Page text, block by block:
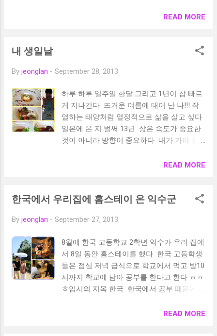
READ MORE
내 생일날
By jeonglan - September 28, 2013
하루 하루 일주일 한달 그리고 1년이 참 빠르
게 지나간다 뜨거운 여름에 태어 난 나!!! 작
열하는 태양처럼 열정적으로 삶을 살고 싶다
일본에 온 지 벌써 13년 삶은 속도가 중요한
것이 아니라 방향이 중요하다 내가 가야 할
이다 내 생일을 축하 해 준 우리 가족 그리고
READ MORE
한국에서 우리집에 홈스테이 온 익수군
By jeonglan - September 27, 2013
8월에 한국 고등학교 2학년 익수가 우리 집에
서 8일 동안 홈스테이를 했다 한국 고등학생
들은 점심 저녁 급식으로 학교에서 먹고 밤10
시까지 학교에 남아 공부를 한다고 한다 ㅎㅎ
ㅎ입시의 지옥 한국 한국에서 공부 때문에
동안 공부에서 벗어나 자유롭게 나고야 성 관
READ MORE